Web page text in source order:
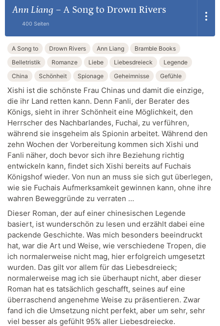
Ann Liang – A Song to Drown Rivers
400 Seiten
A Song to Drown Rivers Ann Liang
Bramble Books
Belletristik
Romanze Liebe Liebesdreieck
Legende
China
Schönheit Spionage Geheimnisse Gefühle
Xishi ist die schönste Frau Chinas und damit die einzige,
die ihr Land retten kann. Denn Fanli, der Berater des
Königs, sieht in ihrer Schönheit eine Möglichkeit, den
Herrscher des Nachbarlandes, Fuchai, zu verführen,
während sie insgeheim als Spionin arbeitet. Während den
zehn Wochen der Vorbereitung kommen sich Xishi und
Fanli näher, doch bevor sich ihre Beziehung richtig
entwickeln kann, findet sich Xishi bereits auf Fuchais
Königshof wieder. Von nun an muss sie sich gut überlegen,
wie sie Fuchais Aufmerksamkeit gewinnen kann, ohne ihre
wahren Beweggründe zu verraten …
Dieser Roman, der auf einer chinesischen Legende
basiert, ist wunderschön zu lesen und erzählt dabei eine
packende Geschichte. Was mich besonders beeindruckt
hat, war die Art und Weise, wie verschiedene Tropen, die
ich normalerweise nicht mag, hier erfolgreich umgesetzt
wurden. Das gilt vor allem für das Liebesdreieck;
normalerweise mag ich sie überhaupt nicht, aber dieser
Roman hat es tatsächlich geschafft, seines auf eine
überraschend angenehme Weise zu präsentieren. Zwar
fand ich die Umsetzung nicht perfekt, aber um sehr, sehr
viel besser als gefühlt 95% aller Liebesdreiecke.